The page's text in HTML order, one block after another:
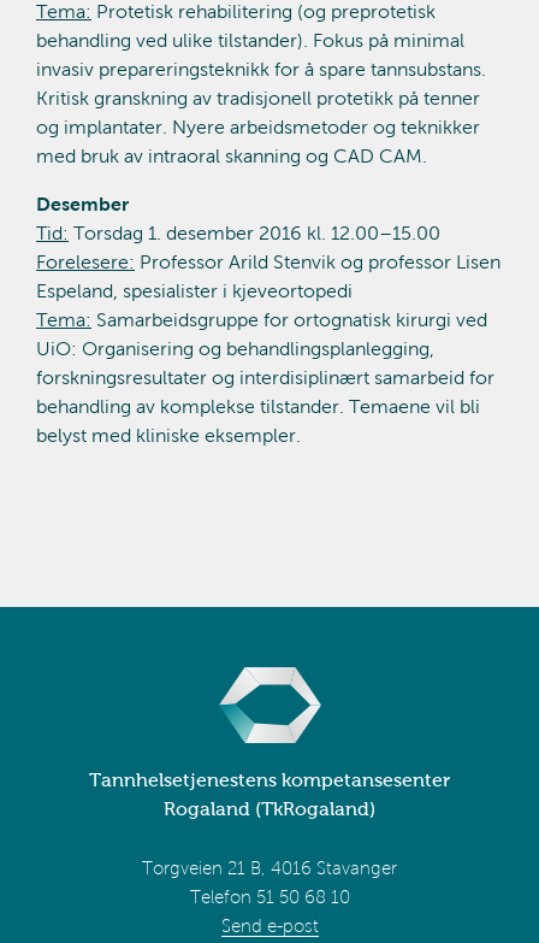
Tema: Protetisk rehabilitering (og preprotetisk
behandling ved ulike tilstander). Fokus på minimal
invasiv prepareringsteknikk for å spare tannsubstans.
Kritisk granskning av tradisjonell protetikk på tenner
og implantater. Nyere arbeidsmetoder og teknikker
med bruk av intraoral skanning og CAD CAM.
Desember
Tid: Torsdag 1. desember 2016 kl. 12.00–15.00
Forelesere: Professor Arild Stenvik og professor Lisen
Espeland, spesialister i kjeveortopedi
Tema: Samarbeidsgruppe for ortognatisk kirurgi ved
UiO: Organisering og behandlingsplanlegging,
forskningsresultater og interdisiplinært samarbeid for
behandling av komplekse tilstander. Temaene vil bli
belyst med kliniske eksempler.
Tannhelsetjenestens kompetansesenter
Rogaland (TkRogaland)
Torgveien 21 B, 4016 Stavanger
Telefon 51 50 68 10
Send e-post